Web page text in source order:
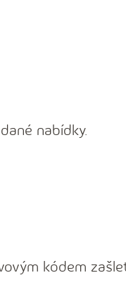
nabídky.
kódem